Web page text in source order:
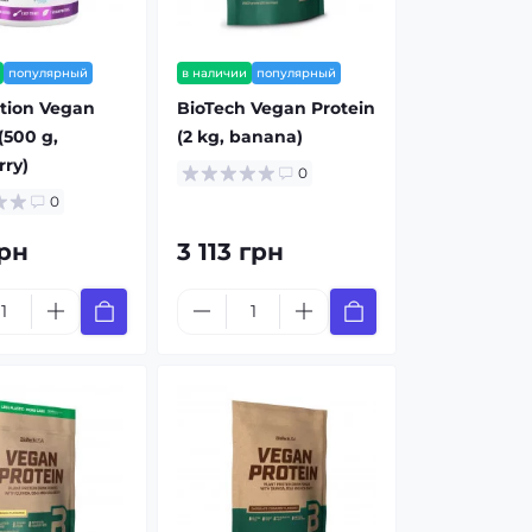
популярный
Vegan
g,
0
в наличии популярный
BioTech Vegan Protein
(2 kg, banana)
0
3 113 грн